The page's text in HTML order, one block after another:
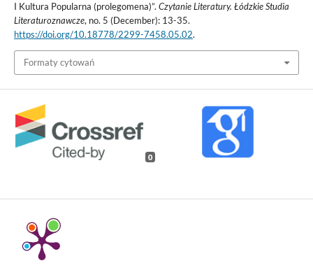
I Kultura Popularna (prolegomena)”. Czytanie Literatury. Łódzkie Studia
Literaturoznawcze, no. 5 (December): 13-35.
https://doi.org/10.18778/2299-7458.05.02.
Formaty cytowań
0